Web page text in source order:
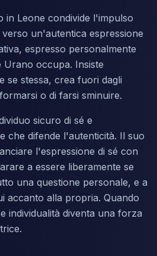
in Leone condivide l'impulso
un'autentica espressione
espresso personalmente
occupa. Insiste
se stessa, crea fuori dagli
o di farsi sminuire.
sicuro di sé e
che difende l'autenticità. Il suo
l'espressione di sé con
a essere liberamente se
una questione personale, e a
accanto alla propria. Quando
individualità diventa una forza